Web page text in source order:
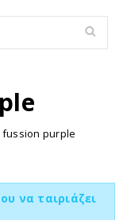
fussion purple
να ταιριάζει